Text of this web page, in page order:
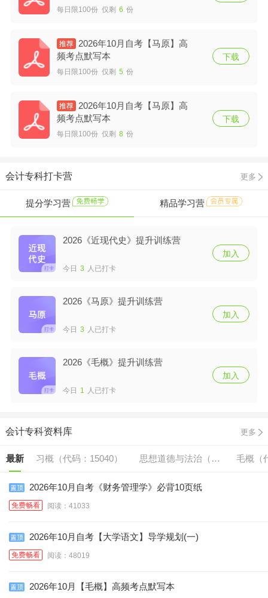
每日限100份 仅剩 6 份
2026年10月自考【马原】高
频考点默写本
每日限100份 仅剩 5 份
下载
2026年10月自考【马原】高
频考点默写本
每日限100份 仅剩 8 份
下载
会计专科打卡营 更多
提分学习营 精品学习营
2026《近现代史》提升训练营
今日 3 人已打卡
加入
2026《马原》提升训练营
今日 3 人已打卡
加入
2026《毛概》提升训练营
今日 1 人已打卡
加入
会计专科资料库 更多
最新 习概（代码：15040） 思想道德与法治（代
码:15042）
毛概（
2026年10月自考《财务管理学》必背10页纸
免费畅看 阅读：41033
2026年10月自考【大学语文】导学规划(一)
免费畅看 阅读：48019
2026年10月【毛概】高频考点默写本